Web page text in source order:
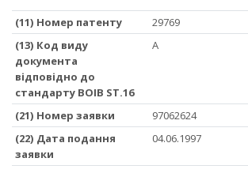
(11) Номер патенту
29769
(13) Код виду
документа
відповідно до
стандарту ВОІВ ST.16
A
(21) Номер заявки
97062624
(22) Дата подання
заявки
04.06.1997